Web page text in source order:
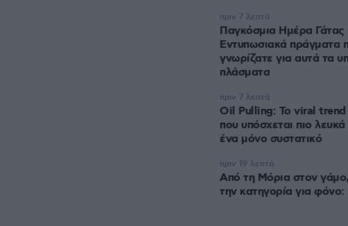
Παγκόσμια Ημέρα Γάτας
Εντυπωσιακά πράγματα
γνωρίζατε για αυτά τα
πλάσματα
πριν 7 λεπτά
Oil Pulling: To viral trend
που υπόσχεται πιο
ένα μόνο συστατικό
πριν 7 λεπτά
Από τη Μόρια στον
την κατηγορία για φόνο:
πριν 19 λεπτά